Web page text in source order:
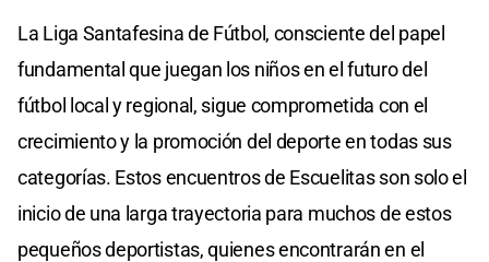
La Liga Santafesina de Fútbol, consciente del papel
fundamental que juegan los niños en el futuro del
fútbol local y regional, sigue comprometida con el
crecimiento y la promoción del deporte en todas sus
categorías. Estos encuentros de Escuelitas son solo el
inicio de una larga trayectoria para muchos de estos
pequeños deportistas, quienes encontrarán en el